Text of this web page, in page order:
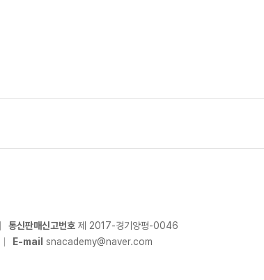
통신판매신고번호 제 2017-경기양평-0046
E-mail snacademy@naver.com